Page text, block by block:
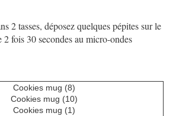
2 tasses, déposez quelques pépites sur le
2 fois 30 secondes au micro-ondes